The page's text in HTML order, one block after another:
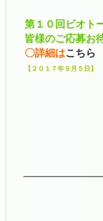
第１０回ビオト
皆様のご応募お
〇詳細はこちら
【２０１７年９月５日】